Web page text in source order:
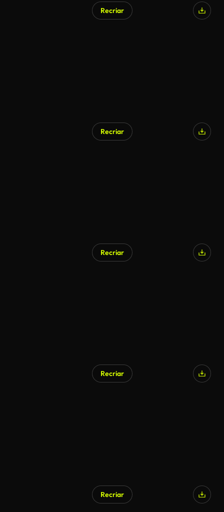
Recriar
Recriar
Recriar
Recriar
Recriar